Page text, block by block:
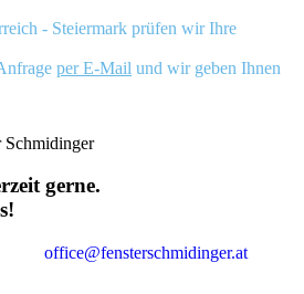
- Steiermark prüfen wir Ihre
per E-Mail und wir geben Ihnen
gerne.
office@fensterschmidinger.at